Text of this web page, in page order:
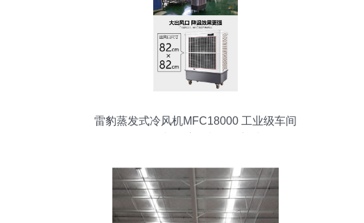
雷豹蒸发式冷风机MFC18000 工业级车间